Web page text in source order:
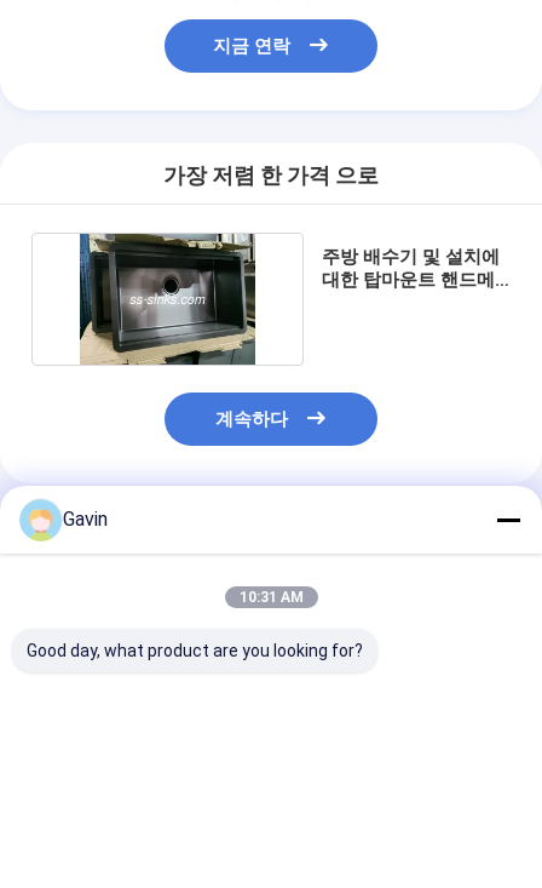
지금 연락
가장 저렴 한 가격 으로
주방 배수기 및 설치에
대한 탑마운트 핸드메
계속하다
추천된 제품
Gavin
10:31 AM
Good day, what product are you looking for?